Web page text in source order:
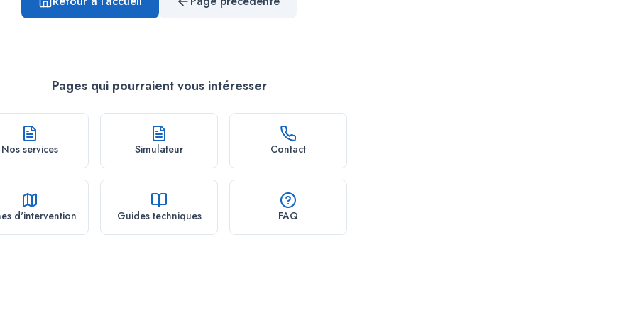
Pages qui pourraient vous intéresser
Nos services Simulateur Contact
d'intervention Guides techniques FAQ